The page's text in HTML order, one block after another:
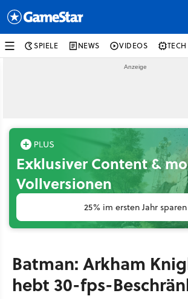
SPIELE NEWS VIDEOS TECH
Exklusiver Content &
Vollversionen
25% im ersten Jahr sparen
Batman: Arkham
hebt 30-fps-